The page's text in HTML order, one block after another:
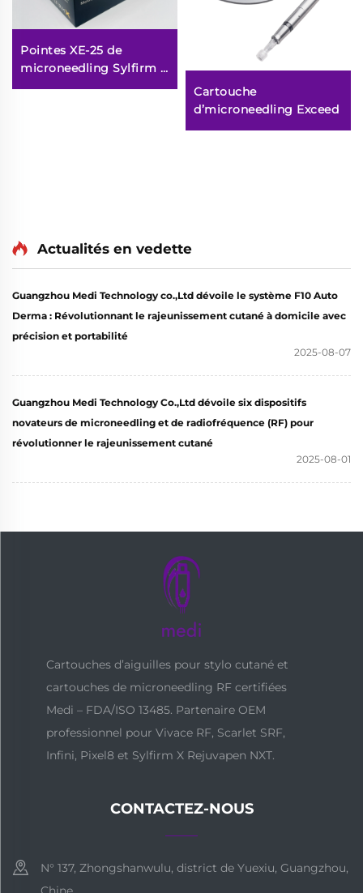
Pointes XE-25 de
microneedling Sylfirm X
rf
Cartouche
d’microneedling Exceed
Actualités en vedette
Guangzhou Medi Technology co.,Ltd dévoile le système F10 Auto
Derma : Révolutionnant le rajeunissement cutané à domicile avec
précision et portabilité
2025-08-07
Guangzhou Medi Technology Co.,Ltd dévoile six dispositifs
novateurs de microneedling et de radiofréquence (RF) pour
révolutionner le rajeunissement cutané
2025-08-01
Cartouches d’aiguilles pour stylo cutané et
cartouches de microneedling RF certifiées
Medi – FDA/ISO 13485. Partenaire OEM
professionnel pour Vivace RF, Scarlet SRF,
Infini, Pixel8 et Sylfirm X Rejuvapen NXT.
CONTACTEZ-NOUS
N° 137, Zhongshanwulu, district de Yuexiu, Guangzhou,